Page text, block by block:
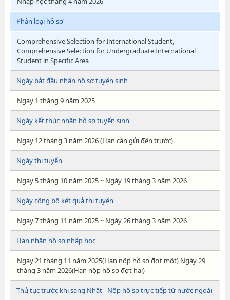
Phân loại hồ sơ
Comprehensive Selection for International Student,
Comprehensive Selection for Undergraduate International
Student in Specific Area
Ngày bắt đầu nhận hồ sơ tuyển sinh
Ngày 1 tháng 9 năm 2025
Ngày kết thúc nhận hồ sơ tuyển sinh
Ngày 12 tháng 3 năm 2026 (Hạn cần gửi đến trước)
Ngày thi tuyển
Ngày 5 tháng 10 năm 2025 ~ Ngày 19 tháng 3 năm 2026
Ngày công bố kết quả thi tuyển
Ngày 7 tháng 11 năm 2025 ~ Ngày 26 tháng 3 năm 2026
Hạn nhận hồ sơ nhập học
Ngày 21 tháng 11 năm 2025(Hạn nộp hồ sơ đợt một) Ngày 29
tháng 3 năm 2026(Hạn nộp hồ sơ đợt hai)
Thủ tục trước khi sang Nhật - Nộp hồ sơ trực tiếp từ nước ngoài